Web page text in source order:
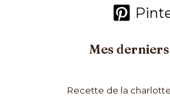
Mes
Recette de la